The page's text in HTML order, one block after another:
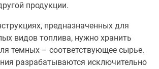
продукции.
предназначенных для
видов топлива, нужно хранить
темных – соответствующее сырье.
разрабатываются исключительно